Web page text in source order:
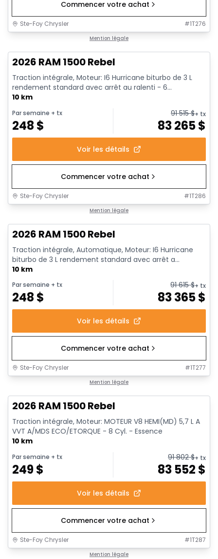
Commencer votre achat
Ste-Foy Chrysler #1T276
Mention légale
2026 RAM 1500 Rebel
Traction intégrale, Moteur: I6 Hurricane biturbo de 3 L
rendement standard avec arrêt au ralenti - 6...
10 km
Par semaine + tx
248 $
91 515$+ tx
83 265$
Voir les détails
Commencer votre achat
Ste-Foy Chrysler #1T286
Mention légale
2026 RAM 1500 Rebel
Traction intégrale, Automatique, Moteur: I6 Hurricane
biturbo de 3 L rendement standard avec arrêt a...
10 km
Par semaine + tx
248 $
91 615$+ tx
83 365$
Voir les détails
Commencer votre achat
Ste-Foy Chrysler #1T277
Mention légale
2026 RAM 1500 Rebel
Traction intégrale, Moteur: MOTEUR V8 HEMI(MD) 5,7 L A
VVT A/MDS ECO/ETORQUE - 8 Cyl. - Essence
10 km
Par semaine + tx
249$
91 802$+ tx
83 552 $
Voir les détails
Commencer votre achat
Ste-Foy Chrysler #1T287
Mention légale